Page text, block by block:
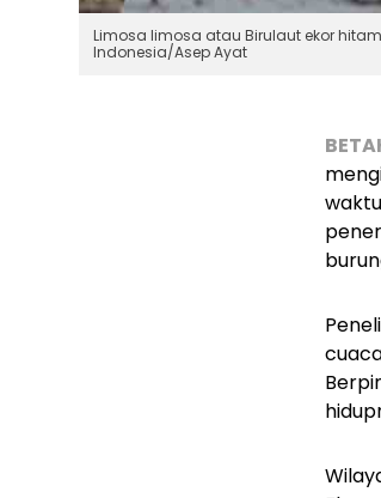
Limosa limosa atau Birulaut ekor
Indonesia/Asep Ayat